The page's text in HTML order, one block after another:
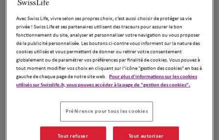
Avec Swiss Life, vivre selon ses propres choix, c’est aussi choisir de protéger sa vie
privée ! Swiss Life et ses partenaires utilisent des traceurs pour assurer le bon
fonctionnement du site, analyser et personnaliser votre navigation ou vous proposer
de la publicité personnalisée. Les boutons ci-contre vous informent sur la nature des
cookies utilisés et vous permettent de donner ou retirer votre consentement
globalement ou de paramétrer vos préférences par finalité de cookies. Vous pouvez à
tout moment modifier vos choix en cliquant sur l’icône "gestion des cookies" en bas à
gauche de chaque page de notre site web. Pour plus d'informations sur les cookies
utilisés sur Swisslife.fr, vous pouvez accéder à la page de "gestion des cookies".
Préférence pour tous les cookies
Tout refuser Tout autoriser